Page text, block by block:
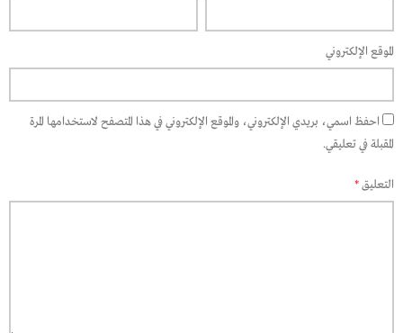
الموقع الإلكتروني
احفظ اسمي، بريدي الإلكتروني، والموقع الإلكتروني في هذا المتصفح لاستخدامها المرة
المقبلة في تعليقي.
التعليق*